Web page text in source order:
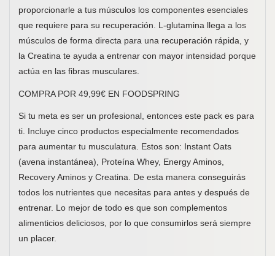
proporcionarle a tus músculos los componentes esenciales
que requiere para su recuperación. L-glutamina llega a los
músculos de forma directa para una recuperación rápida, y
la Creatina te ayuda a entrenar con mayor intensidad porque
actúa en las fibras musculares.
COMPRA POR 49,99€ EN FOODSPRING
Si tu meta es ser un profesional, entonces este pack es para
ti. Incluye cinco productos especialmente recomendados
para aumentar tu musculatura. Estos son: Instant Oats
(avena instantánea), Proteína Whey, Energy Aminos,
Recovery Aminos y Creatina. De esta manera conseguirás
todos los nutrientes que necesitas para antes y después de
entrenar. Lo mejor de todo es que son complementos
alimenticios deliciosos, por lo que consumirlos será siempre
un placer.